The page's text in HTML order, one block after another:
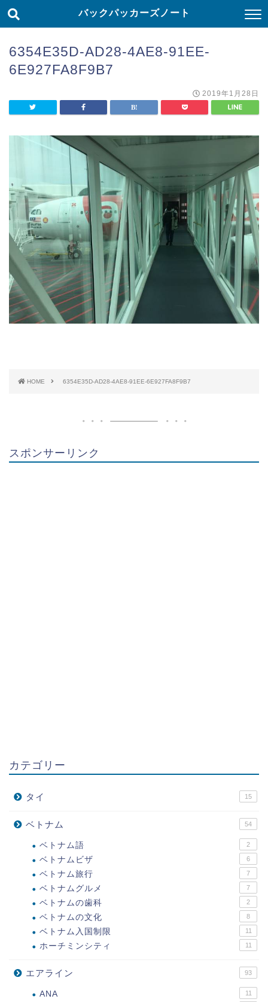
バックパッカーズノート
6354E35D-AD28-4AE8-91EE-
6E927FA8F9B7
2019年1月28日
HOME 6354E35D-AD28-4AE8-91EE-6E927FA8F9B7
スポンサーリンク
カテゴリー
タイ 15
ベトナム 54
ベトナム語 2
ベトナムビザ 6
ベトナム旅行 7
ベトナムグルメ 7
ベトナムの歯科 2
ベトナムの文化 8
ベトナム入国制限 11
ホーチミンシティ 11
エアライン 93
ANA 11